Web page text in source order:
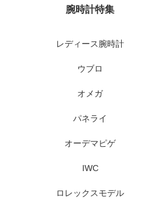
腕時計特集
レディース腕時計
ウブロ
オメガ
パネライ
オーデマピゲ
IWC
ロレックスモデル